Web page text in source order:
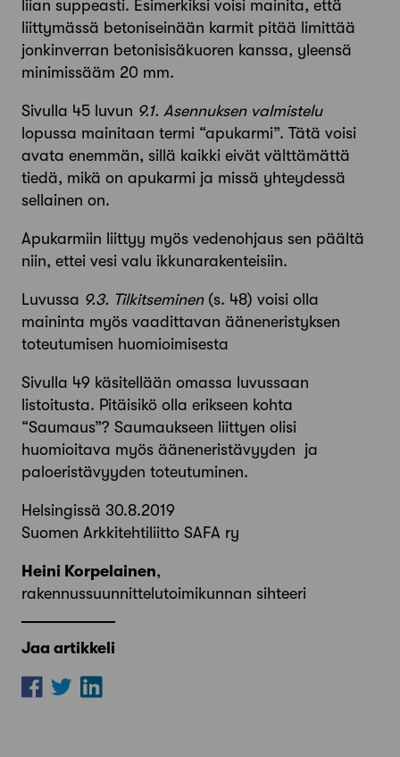
liian suppeasti. Esimerkiksi voisi mainita, että
liittymässä betoniseinään karmit pitää limittää
jonkinverran betonisisäkuoren kanssa, yleensä
minimissääm 20 mm.
Sivulla 45 luvun 9.1. Asennuksen valmistelu
lopussa mainitaan termi “apukarmi”. Tätä voisi
avata enemmän, sillä kaikki eivät välttämättä
tiedä, mikä on apukarmi ja missä yhteydessä
sellainen on.
Apukarmiin liittyy myös vedenohjaus sen päältä
niin, ettei vesi valu ikkunarakenteisiin.
Luvussa 9.3. Tilkitseminen(s. 48) voisi olla
maininta myös vaadittavan ääneneristyksen
toteutumisen huomioimisesta
Sivulla 49 käsitellään omassa luvussaan
listoitusta. Pitäisikö olla erikseen kohta
“Saumaus”? Saumaukseen liittyen olisi
huomioitava myös ääneneristävyyden ja
paloeristävyyden toteutuminen.
Helsingissä 30.8.2019
Suomen Arkkitehtiliitto SAFA ry
Heini Korpelainen,
rakennussuunnittelutoimikunnan sihteeri
Jaa artikkeli